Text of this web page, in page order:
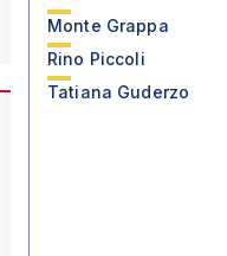
Monte Grappa
Rino Piccoli
Tatiana Guderzo